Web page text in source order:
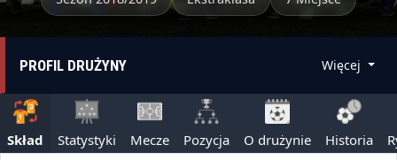
PROFIL DRUŻYNY Więcej
Skład Statystyki Mecze Pozycja O drużynie Historia